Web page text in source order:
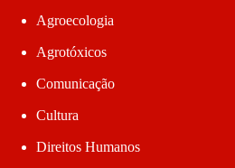
Agroecologia
Agrotóxicos
Comunicação
Cultura
Direitos Humanos